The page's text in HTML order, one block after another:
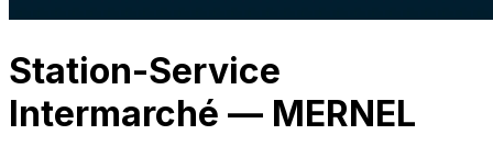
Station-Service
Intermarché — MERNEL